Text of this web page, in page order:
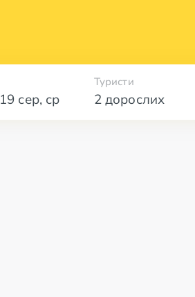
19 сер, ср 2 дорослих
Туристи